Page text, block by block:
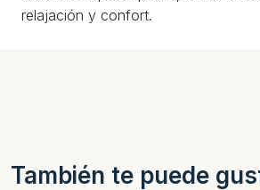
relajación y confort.
También te puede